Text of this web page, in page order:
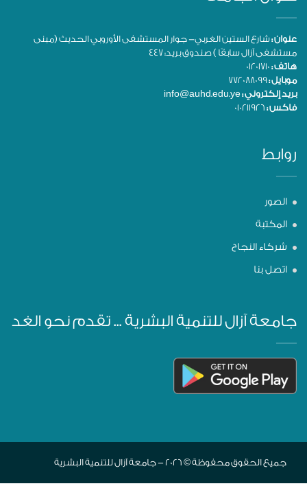
عنوان :شارع الستين الغربي- جوار المستشفى الأوروبي الحديث (مبنى
مستشفى آزال سابقًا ) صندوق بريد: 447
هاتف :
موبايل :
بريد إلكتروني :
فاكس :
روابط
الصور
المكتبة
شركاء النجاح
اتصل بنا
جامعة آزال للتنمية البشرية ... تقدم نحو الغد
جميع الحقوق محفوظة © 2026 - جامعة آزال للتنمية البشرية